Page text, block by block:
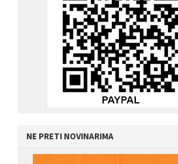
NE PRETI NOVINARIMA